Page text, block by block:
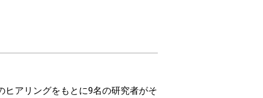
アリングをもとに9名の研究者がそ